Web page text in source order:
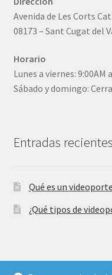
Avenida de Les Corts
08173 – Sant Cugat del
Horario
Lunes a viernes: 9:00AM
Sábado y domingo:
Entradas recientes
Qué es un
¿Qué tipos de